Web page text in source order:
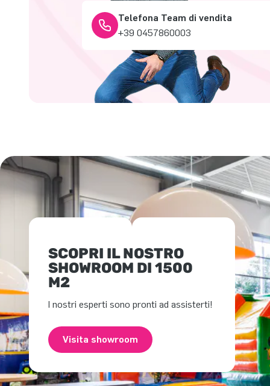
Telefona Team di vendita
+39 0457860003
SCOPRI IL NOSTRO
SHOWROOM DI 1500
M2
I nostri esperti sono pronti ad assisterti!
Visita showroom